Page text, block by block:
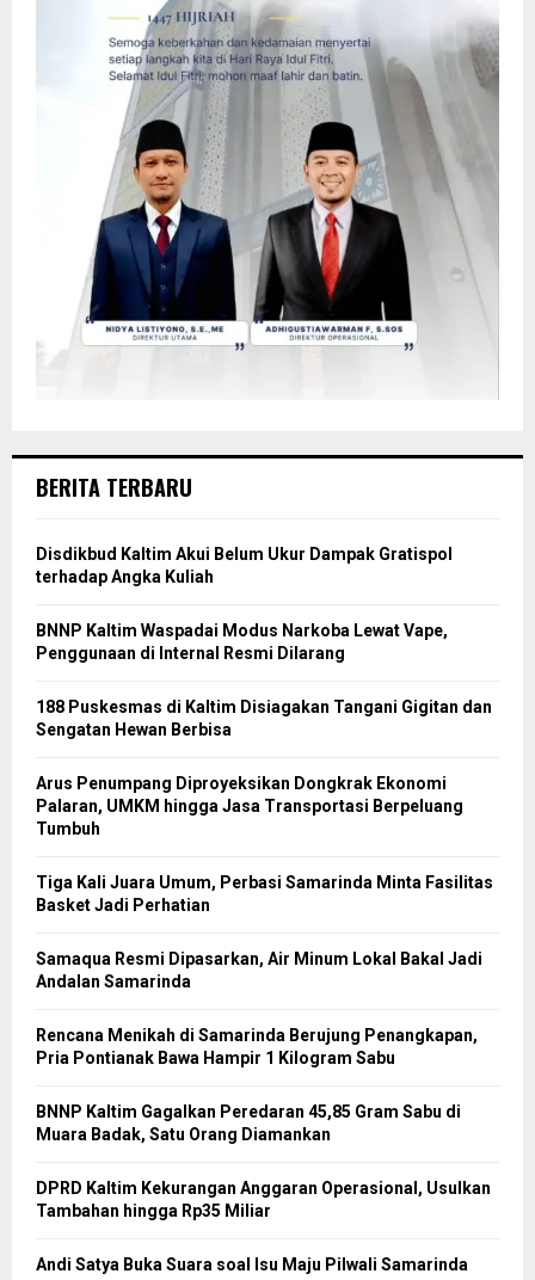
BERITA TERBARU
Disdikbud Kaltim Akui Belum Ukur Dampak Gratispol
terhadap Angka Kuliah
BNNP Kaltim Waspadai Modus Narkoba Lewat Vape,
Penggunaan di Internal Resmi Dilarang
188 Puskesmas di Kaltim Disiagakan Tangani Gigitan dan
Sengatan Hewan Berbisa
Arus Penumpang Diproyeksikan Dongkrak Ekonomi
Palaran, UMKM hingga Jasa Transportasi Berpeluang
Tumbuh
Tiga Kali Juara Umum, Perbasi Samarinda Minta Fasilitas
Basket Jadi Perhatian
Samaqua Resmi Dipasarkan, Air Minum Lokal Bakal Jadi
Andalan Samarinda
Rencana Menikah di Samarinda Berujung Penangkapan,
Pria Pontianak Bawa Hampir 1 Kilogram Sabu
BNNP Kaltim Gagalkan Peredaran 45,85 Gram Sabu di
Muara Badak, Satu Orang Diamankan
DPRD Kaltim Kekurangan Anggaran Operasional, Usulkan
Tambahan hingga Rp35 Miliar
Andi Satya Buka Suara soal Isu Maju Pilwali Samarinda